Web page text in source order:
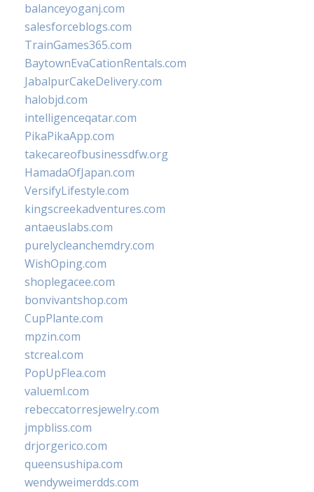
balanceyoganj.com
salesforceblogs.com
TrainGames365.com
BaytownEvaCationRentals.com
JabalpurCakeDelivery.com
halobjd.com
intelligenceqatar.com
PikaPikaApp.com
takecareofbusinessdfw.org
HamadaOfJapan.com
VersifyLifestyle.com
kingscreekadventures.com
antaeuslabs.com
purelycleanchemdry.com
WishOping.com
shoplegacee.com
bonvivantshop.com
CupPlante.com
mpzin.com
stcreal.com
PopUpFlea.com
valueml.com
rebeccatorresjewelry.com
jmpbliss.com
drjorgerico.com
queensushipa.com
wendyweimerdds.com